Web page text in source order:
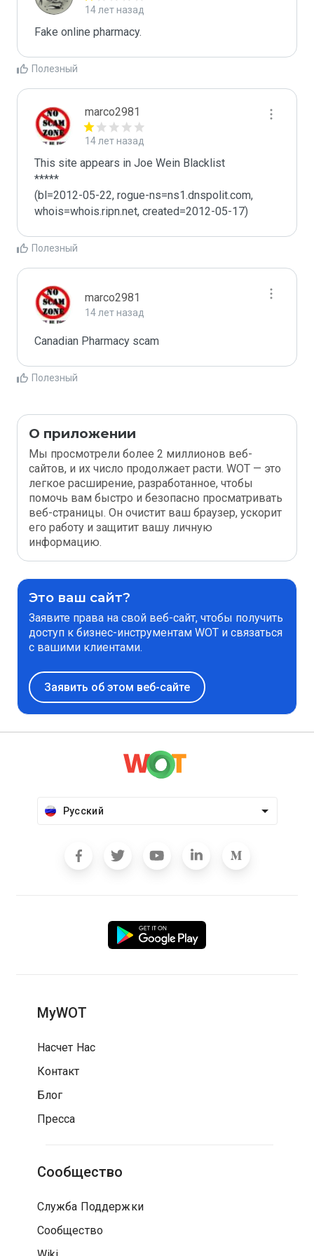
14 лет назад
Fake online pharmacy.
Полезный
marco2981
14 лет назад
This site appears in Joe Wein Blacklist
*****
(bl=2012-05-22, rogue-ns=ns1.dnspolit.com,
whois=whois.ripn.net, created=2012-05-17)
Полезный
marco2981
14 лет назад
Canadian Pharmacy scam
Полезный
О приложении
Мы просмотрели более 2 миллионов веб-
сайтов, и их число продолжает расти. WOT — это
легкое расширение, разработанное, чтобы
помочь вам быстро и безопасно просматривать
веб-страницы. Он очистит ваш браузер, ускорит
его работу и защитит вашу личную
информацию.
Это ваш сайт?
Заявите права на свой веб-сайт, чтобы получить
доступ к бизнес-инструментам WOT и связаться
с вашими клиентами.
Заявить об этом веб-сайте
Русский
MyWOT
Насчет Нас
Контакт
Блог
Пресса
Сообщество
Служба Поддержки
Сообщество